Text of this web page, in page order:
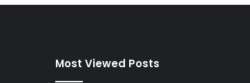
Most Viewed Posts